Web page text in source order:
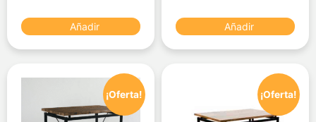
Añadir Añadir
¡Oferta! ¡Oferta!